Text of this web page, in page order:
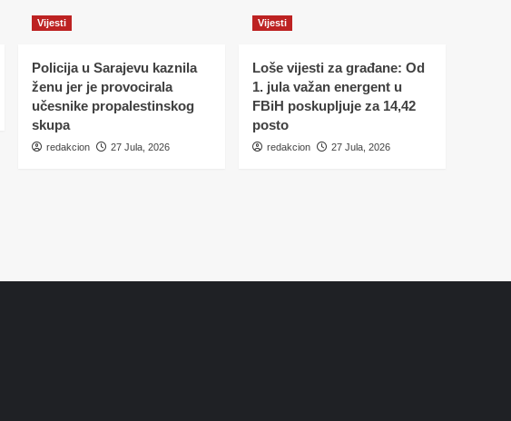
Vijesti
Policija u Sarajevu kaznila
ženu jer je provocirala
učesnike propalestinskog
skupa
redakcion 27 Jula, 2026
Vijesti
Loše vijesti za građane: Od
1. jula važan energent u
FBiH poskupljuje za 14,42
posto
redakcion 27 Jula, 2026